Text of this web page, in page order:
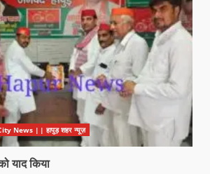
News || हापुड़ शहर न्यूज़
याद किया